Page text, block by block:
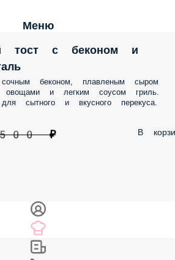
Меню
тост с беконом и
беконом, плавленым сыром
овощами и легким соусом гриль.
сытного и вкусного перекуса.
₽ В